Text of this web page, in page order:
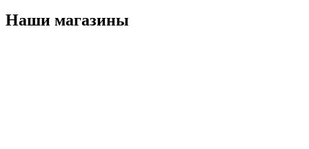
Наши магазины